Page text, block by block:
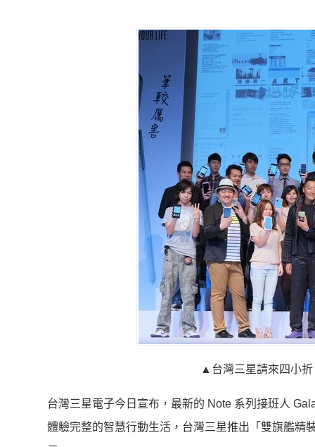
▲台灣三星請來四小
台灣三星電子今日宣布，最新的 Note 系列接班人
體驗完整的智慧行動生活，台灣三星推出「雙旗艦精